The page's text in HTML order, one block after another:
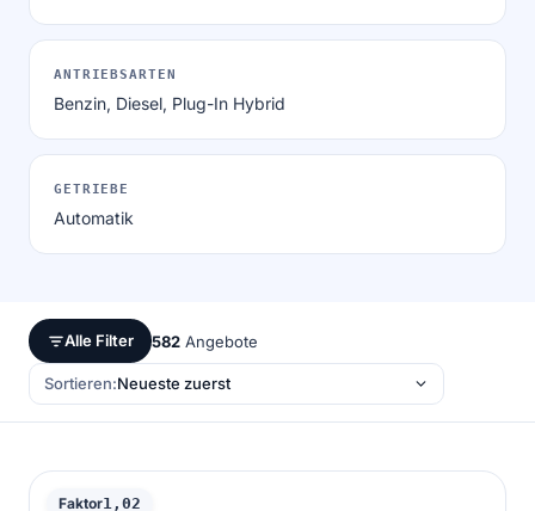
ANTRIEBSARTEN
Benzin, Diesel, Plug-In Hybrid
GETRIEBE
Automatik
Alle Filter 582 Angebote
Sortieren:
Faktor1,02
SKODA